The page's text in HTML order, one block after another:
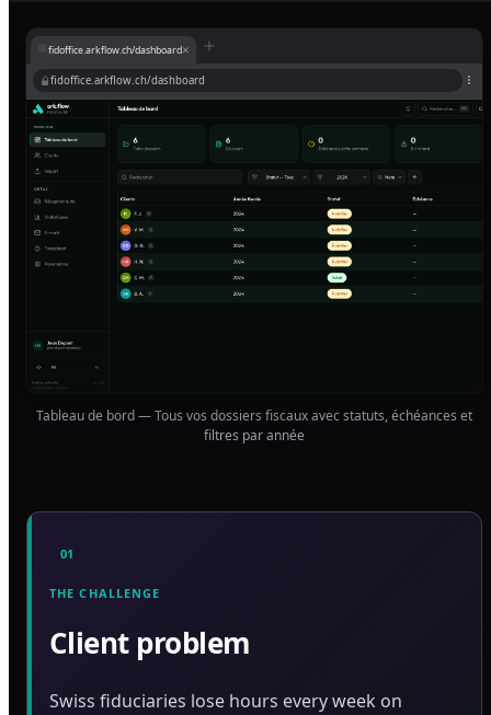
fidoffice.arkflow.ch/dashboard×
fidoffice.arkflow.ch/dashboard
Tableau de bord — Tous vos dossiers fiscaux avec statuts, échéances et
filtres par année
01
THE CHALLENGE
Client problem
Swiss fiduciaries lose hours every week on